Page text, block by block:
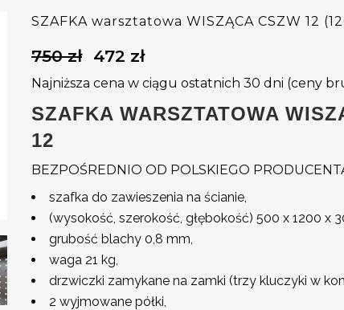
SZAFKA warsztatowa WISZĄCA CSZW 12
750zł
Pierwotna
wynosiła:
750 zł.
472 złAktualna
wynosi:
472 zł.
Najniższa cena w ciągu ostatnich 30 dni (ceny
SZAFKA WARSZTATOWA
12
BEZPOŚREDNIO OD POLSKIEGO
szafka do zawieszenia na ścianie,
(wysokość, szerokość, głębokość) 500 x 1200 x
grubość blachy 0,8 mm,
waga 21 kg,
drzwiczki zamykane na zamki (trzy kluczyki w
2 wyjmowane półki,